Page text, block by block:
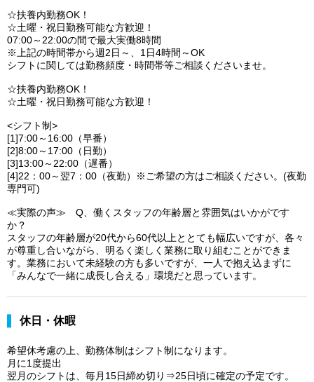
☆扶養内勤務OK！
☆土曜・祝日勤務可能な方歓迎！
07:00～22:00の間で最大実働8時間
※上記の時間帯から週2日～、1日4時間～OK
シフトに関しては勤務頻度・時間帯等ご相談くださいませ。
☆扶養内勤務OK！
☆土曜・祝日勤務可能な方歓迎！
<シフト制>
[1]7:00～16:00（早番）
[2]8:00～17:00（日勤）
[3]13:00～22:00（遅番）
[4]22：00～翌7：00（夜勤）※ご希望の方はご相談ください。(夜勤
専門可)
≪実際の声≫ Q、働くスタッフの年齢層と雰囲気はいかがです
か？
スタッフの年齢層が20代から60代以上ととても幅広いですが、各々
が尊重し合いながら、明るく楽しく業務に取り組むことができま
す。業務において未経験の方も多いですが、一人で抱え込まずに
「みんなで一緒に成長し合える」環境だと思っています。
休日・休暇
希望休考慮の上、勤務体制はシフト制になります。
月に1度提出
翌月のシフトは、毎月15日締め切り⇒25日頃に確定の予定です。